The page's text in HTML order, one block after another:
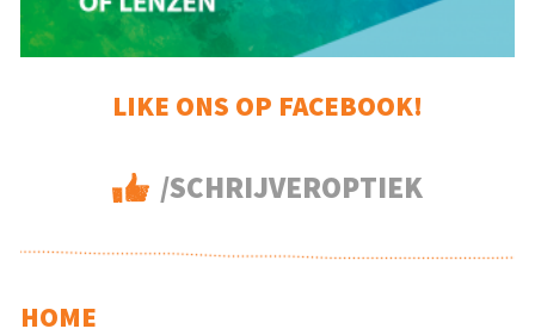
LIKE ONS OP FACEBOOK!
/SCHRIJVEROPTIEK
HOME